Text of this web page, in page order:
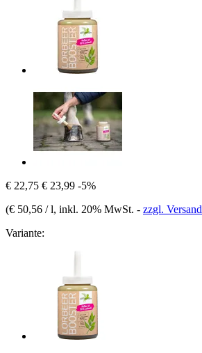
€ 22,75 € 23,99 -5%
(€ 50,56 / l, inkl. 20% MwSt. - zzgl. Versand
Variante: